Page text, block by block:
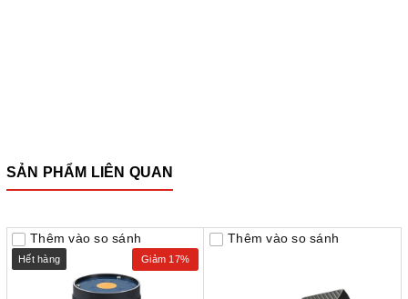
SẢN PHẨM LIÊN QUAN
Thêm vào so sánh
Hết hàng Giảm 17%
Thêm vào so sánh